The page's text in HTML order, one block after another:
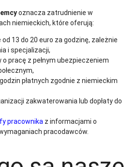
oznacza zatrudnienie w
niemieckich, które oferują:
od 13 do 20 euro za godzinę, zależnie
i specjalizacji,
o pracę z pełnym ubezpieczeniem
płatnych zgodnie z niemieckim
zakwaterowania lub dopłaty do
pracownika z informacjami o
pracodawców.